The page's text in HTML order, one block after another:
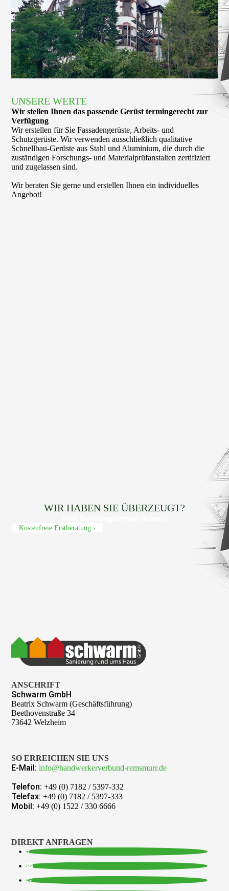
UNSERE WERTE
Wir stellen Ihnen das passende Gerüst termingerecht zur
Verfügung
Wir erstellen für Sie Fassadengerüste, Arbeits- und
Schutzgerüste. Wir verwenden ausschließlich qualitative
Schnellbau-Gerüste aus Stahl und Aluminium, die durch die
zuständigen Forschungs- und Materialprüfanstalten zertifiziert
und zugelassen sind.
Wir beraten Sie gerne und erstellen Ihnen ein individuelles
Angebot!
WIR HABEN SIE ÜBERZEUGT?
Kostenfreie Erstberatung ›
ANSCHRIFT
Schwarm GmbH
Beatrix Schwarm (Geschäftsführung)
Beethovenstraße 34
73642 Welzheim
SO ERREICHEN SIE UNS
E-Mail: info@handwerkerverbund-remsmurr.de
Telefon: +49 (0) 7182 / 5397-332
Telefax: +49 (0) 7182 / 5397-333
Mobil: +49 (0) 1522 / 330 6666
DIREKT ANFRAGEN